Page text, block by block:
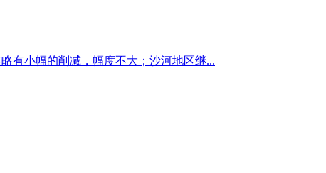
有小幅的削减，幅度不大；沙河地区继...